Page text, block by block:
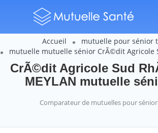
Accueil
mutuelle pour sénior
mutuelle mutuelle sénior CrÃ©dit Agricole
CrÃ©dit Agricole Sud
MEYLAN mutuelle
Comparateur de mutuelles pour sénior